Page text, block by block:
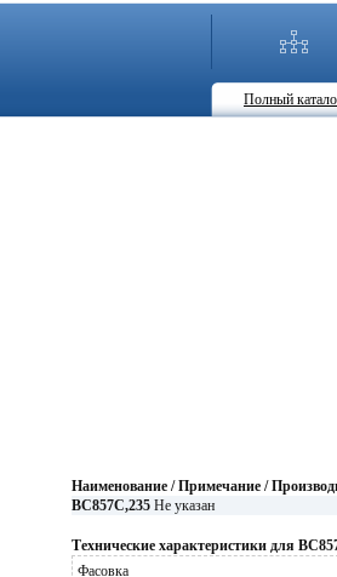
Полный
Наименование / Примечание /
BC857C,235 Не указан
Технические характеристики для
Фасовка